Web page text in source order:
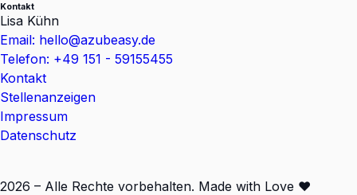
Kontakt
Lisa Kühn
Email: hello@azubeasy.de
Telefon: +49 151 - 59155455
Kontakt
Stellenanzeigen
Impressum
Datenschutz
2026 – Alle Rechte vorbehalten. Made with Love ❤️